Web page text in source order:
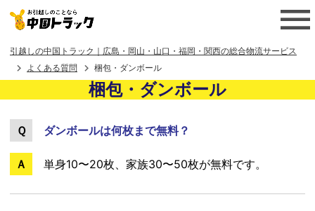
引越しの中国トラック｜広島・岡山・山口・福岡・関西の総合物流サービス
よくある質問
梱包・ダンボール
梱包・ダンボール
ダンボールは何枚まで無料？
単身10〜20枚、家族30〜50枚が無料です。